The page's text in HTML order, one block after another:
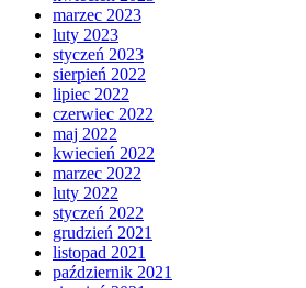
marzec 2023
luty 2023
styczeń 2023
sierpień 2022
lipiec 2022
czerwiec 2022
maj 2022
kwiecień 2022
marzec 2022
luty 2022
styczeń 2022
grudzień 2021
listopad 2021
październik 2021